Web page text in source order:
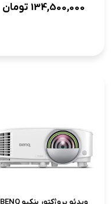
134,500,000 تومان
ویدئو پروژکتور بنکیو BENQ